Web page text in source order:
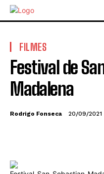
FILMES
Festival de
Madalena
Rodrigo Fonseca 20/09/2021